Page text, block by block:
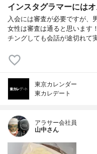
インスタグラマーにはオ
入会には審査が必要ですが、
女性は審査は通ると思います
チングしても会話が途切れて
東京カレンダー
東カレデート
アラサー会社員
山中さん